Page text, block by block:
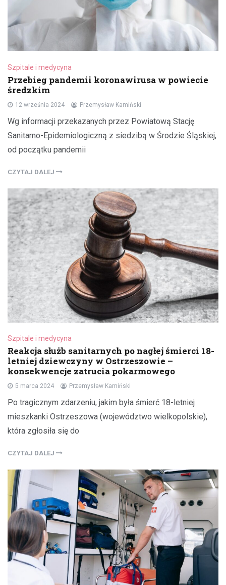
Szpitale i medycyna
Przebieg pandemii koronawirusa w powiecie
średzkim
12 września 2024 Przemysław Kamiński
Wg informacji przekazanych przez Powiatową Stację
Sanitarno-Epidemiologiczną z siedzibą w Środzie Śląskiej,
od początku pandemii
CZYTAJ DALEJ
Szpitale i medycyna
Reakcja służb sanitarnych po nagłej śmierci 18-
letniej dziewczyny w Ostrzeszowie –
konsekwencje zatrucia pokarmowego
5 marca 2024 Przemysław Kamiński
Po tragicznym zdarzeniu, jakim była śmierć 18-letniej
mieszkanki Ostrzeszowa (województwo wielkopolskie),
która zgłosiła się do
CZYTAJ DALEJ